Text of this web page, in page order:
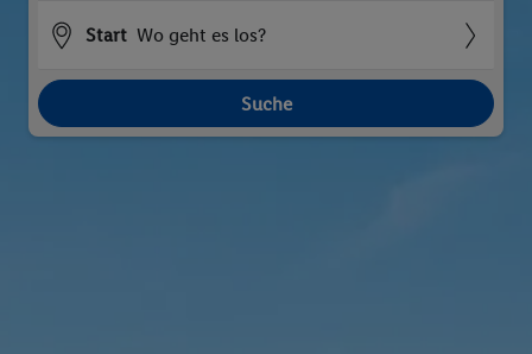
Start Wo geht es los?
Suche